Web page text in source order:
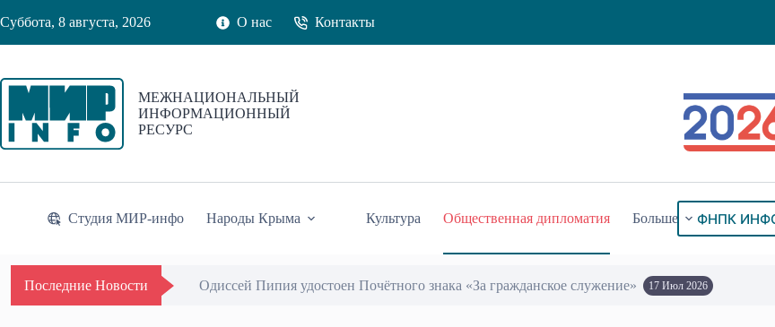
к
Суббота, 8 августа, 2026 О нас Контакты
МЕЖНАЦИОНАЛЬНЫЙ
ИНФОРМАЦИОННЫЙ
РЕСУРС
Студия МИР-инфо Народы Крыма Культура Общественная дипломатия Больше ФНПК
Последние Новости Одиссей Пипия удостоен Почётного знака «За гражданское служение» 17 Июл 2026